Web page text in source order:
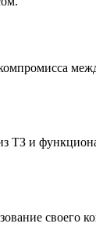
ТЗ и
своего